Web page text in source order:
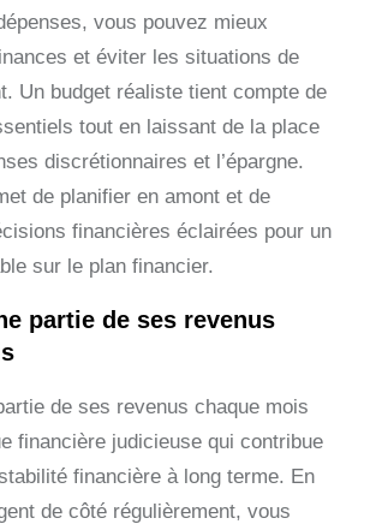
vous pouvez mieux
et éviter les situations de
Un budget réaliste tient compte de
tout en laissant de la place
discrétionnaires et l’épargne.
de planifier en amont et de
financières éclairées pour un
sur le plan financier.
partie de ses revenus
de ses revenus chaque mois
financière judicieuse qui contribue
financière à long terme. En
de côté régulièrement, vous